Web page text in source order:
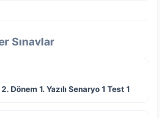
Sınavlar
Dönem 1. Yazılı Senaryo 1 Test 1